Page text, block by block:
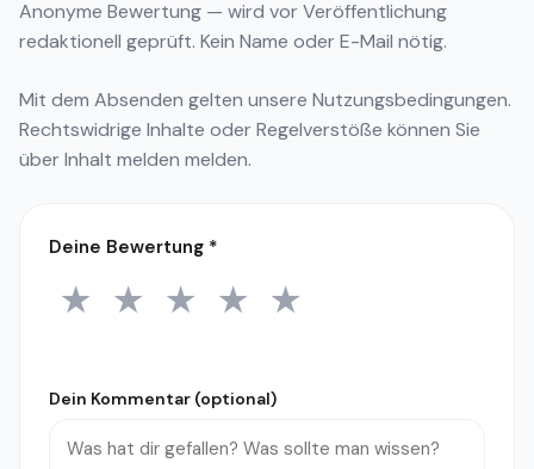
Anonyme Bewertung — wird vor Veröffentlichung
redaktionell geprüft. Kein Name oder E-Mail nötig.
Mit dem Absenden gelten unsere Nutzungsbedingungen.
Rechtswidrige Inhalte oder Regelverstöße können Sie
überInhalt melden melden.
Deine Bewertung *
1 Stern
★ 2 Sterne
★ 3 Sterne
★ 4 Sterne
★ 5 Sterne
★
Dein Kommentar (optional)